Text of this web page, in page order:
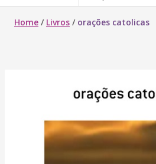
Home / Livros / orações catolicas